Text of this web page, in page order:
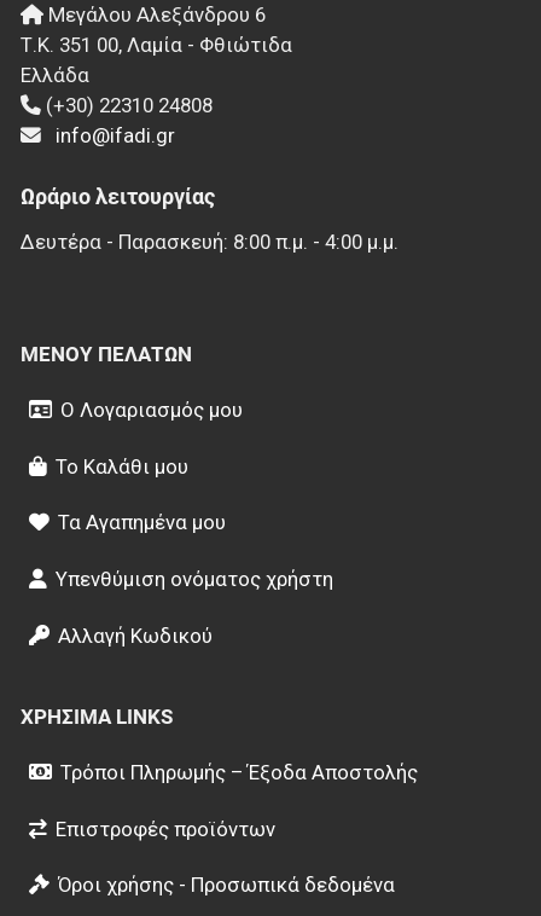
Μεγάλου Αλεξάνδρου 6
Τ.Κ. 351 00, Λαμία - Φθιώτιδα
Ελλάδα
(+30) 22310 24808
info@ifadi.gr
Ωράριο λειτουργίας
Δευτέρα - Παρασκευή: 8:00 π.μ. - 4:00 μ.μ.
ΜΕΝΟΎ ΠΕΛΑΤΏΝ
Ο Λογαριασμός μου
Το Καλάθι μου
Τα Αγαπημένα μου
Υπενθύμιση ονόματος χρήστη
Αλλαγή Κωδικού
ΧΡΉΣΙΜΑ LINKS
Τρόποι Πληρωμής – Έξοδα Αποστολής
Επιστροφές προϊόντων
Όροι χρήσης - Προσωπικά δεδομένα